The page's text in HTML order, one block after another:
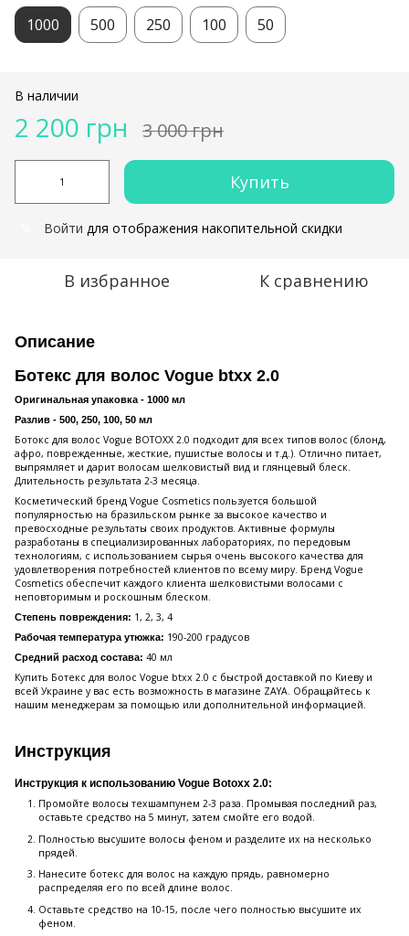
1000 500 250 100 50
В наличии
2 200 грн 3 000 грн
Купить
Войти для отображения накопительной скидки
В избранное К сравнению
Описание
Ботекс для волос Vogue btxx 2.0
Оригинальная упаковка - 1000 мл
Разлив - 500, 250, 100, 50 мл
Ботокс для волос Vogue BOTOXX 2.0 подходит для всех типов волос (блонд,
афро, поврежденные, жесткие, пушистые волосы и т.д.). Отлично питает,
выпрямляет и дарит волосам шелковистый вид и глянцевый блеск.
Длительность результата 2-3 месяца.
Косметический бренд Vogue Cosmetics пользуется большой
популярностью на бразильском рынке за высокое качество и
превосходные результаты своих продуктов. Активные формулы
разработаны в специализированных лабораториях, по передовым
технологиям, с использованием сырья очень высокого качества для
удовлетворения потребностей клиентов по всему миру. Бренд Vogue
Cosmetics обеспечит каждого клиента шелковистыми волосами с
неповторимым и роскошным блеском.
Степень повреждения: 1, 2, 3, 4
Рабочая температура утюжка: 190-200 градусов
Средний расход состава: 40 мл
Купить Ботекс для волос Vogue btxx 2.0 с быстрой доставкой по Киеву и
всей Украине у вас есть возможность в магазине ZAYA. Обращайтесь к
нашим менеджерам за помощью или дополнительной информацией.
Инструкция
Инструкция к использованию Vogue Botoxx 2.0:
Промойте волосы техшампунем 2-3 раза. Промывая последний раз,
оставьте средство на 5 минут, затем смойте его водой.
Полностью высушите волосы феном и разделите их на несколько
прядей.
Нанесите ботекс для волос на каждую прядь, равномерно
распределяя его по всей длине волос.
Оставьте средство на 10-15, после чего полностью высушите их
феном.